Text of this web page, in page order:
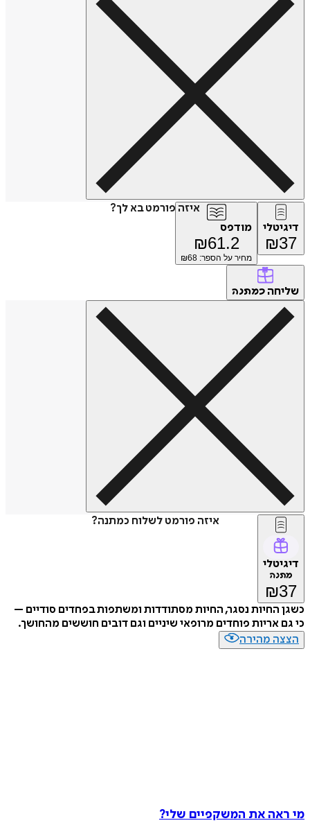
איזה פורמט בא לך?
דיגיטלי
₪37
מודפס
₪61.2
מחיר על הספר: ₪ 68
שליחה כמתנה
איזה פורמט לשלוח כמתנה?
דיגיטלי
מתנה
₪37
כשגן החיות נסגר, החיות מסתודדות ומשתפות בפחדים סודיים –
כי גם אריות פוחדים מרופאי שיניים וגם דובים חוששים מהחושך.
הצצה מהירה
מי ראה את המשקפיים שלי?